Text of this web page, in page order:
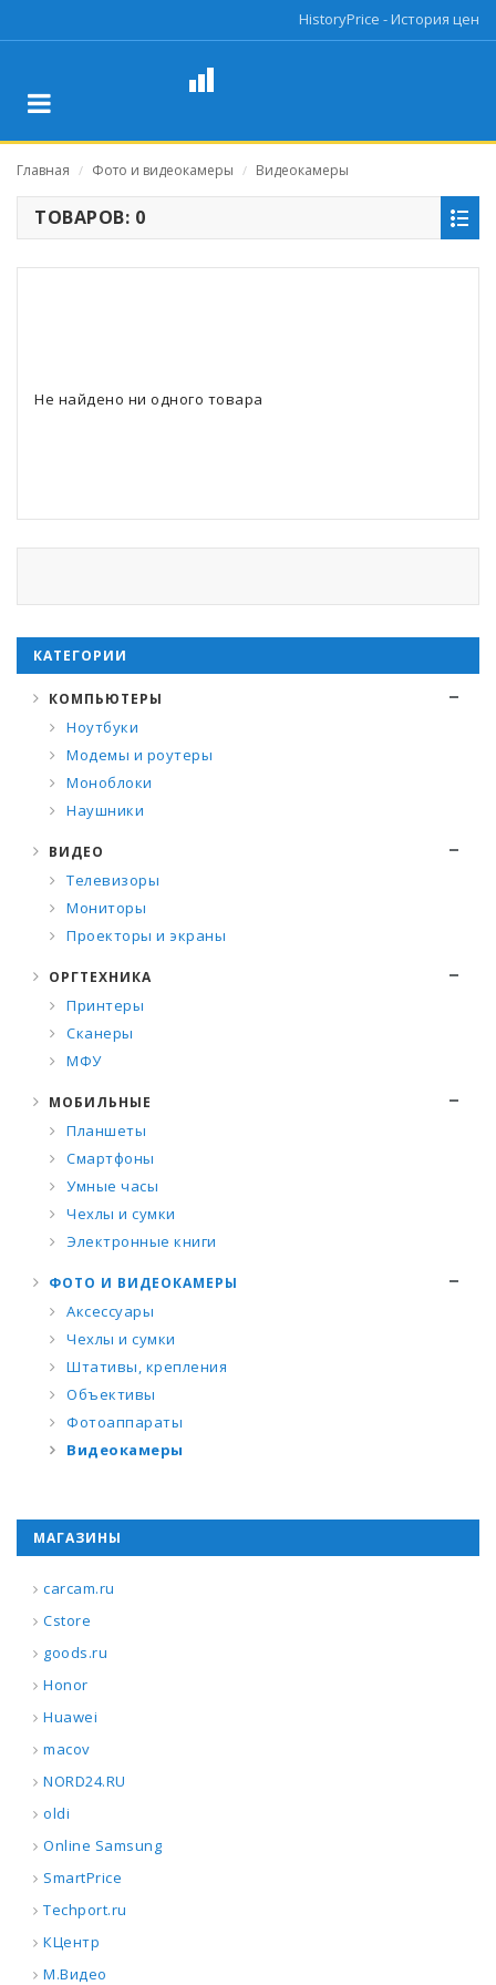
HistoryPrice - История цен
Главная / Фото и видеокамеры / Видеокамеры
ТОВАРОВ: 0
Не найдено ни одного товара
КАТЕГОРИИ
КОМПЬЮТЕРЫ
Ноутбуки
Модемы и роутеры
Моноблоки
Наушники
ВИДЕО
Телевизоры
Мониторы
Проекторы и экраны
ОРГТЕХНИКА
Принтеры
Сканеры
МФУ
МОБИЛЬНЫЕ
Планшеты
Смартфоны
Умные часы
Чехлы и сумки
Электронные книги
ФОТО И ВИДЕОКАМЕРЫ
Аксессуары
Чехлы и сумки
Штативы, крепления
Объективы
Фотоаппараты
Видеокамеры
МАГАЗИНЫ
carcam.ru
Cstore
goods.ru
Honor
Huawei
macov
NORD24.RU
oldi
Online Samsung
SmartPrice
Techport.ru
КЦентр
М.Видео